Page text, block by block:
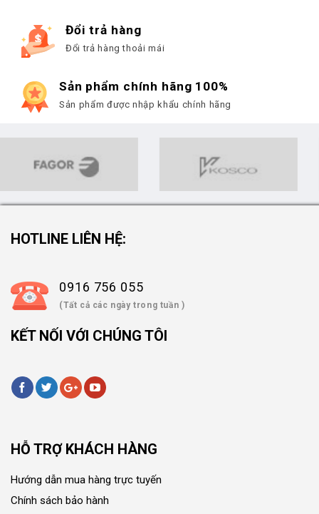
Đổi trả hàng
Đổi trả hàng thoải mái
Sản phẩm chính hãng 100%
Sản phẩm được nhập khẩu chính hãng
HOTLINE LIÊN HỆ:
0916 756 055
(Tất cả các ngày trong tuần )
KẾT NỐI VỚI CHÚNG TÔI
HỖ TRỢ KHÁCH HÀNG
Hướng dẫn mua hàng trực tuyến
Chính sách bảo hành